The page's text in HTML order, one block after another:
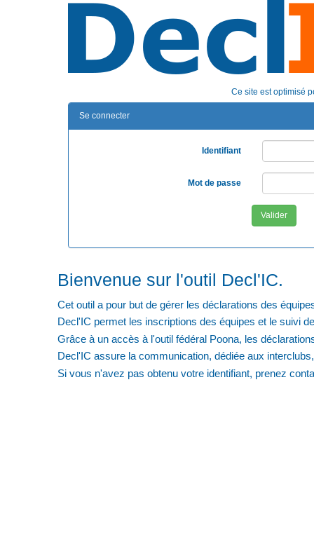
Ce site est optimisé
Se connecter
Identifiant
Mot de passe
Valider
Bienvenue sur l'outil Decl'IC.
Cet outil a pour but de gérer les déclarations des
Decl'IC permet les inscriptions des équipes et le suivi
Grâce à un accès à l'outil fédéral Poona, les
Decl'IC assure la communication, dédiée aux
Si vous n'avez pas obtenu votre identifiant, prenez